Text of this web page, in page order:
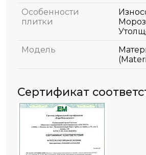
Особенности
плитки
Модель
Сертификат